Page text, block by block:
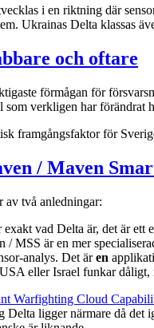
i en riktning där
Ukrainas Delta klassas
och oftare
förmågan för
som verkligen har förändrat
framgångsfaktor för
/ Maven
av två anledningar:
vad Delta är, det är ett
/ MSS är en mer
analys. Det ären
eller Israel funkar
Warfighting Cloud
ligger närmare då